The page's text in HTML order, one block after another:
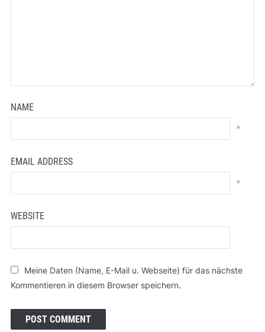
NAME
*
EMAIL ADDRESS
*
WEBSITE
Meine Daten (Name, E-Mail u. Webseite) für das nächste
Kommentieren in diesem Browser speichern.